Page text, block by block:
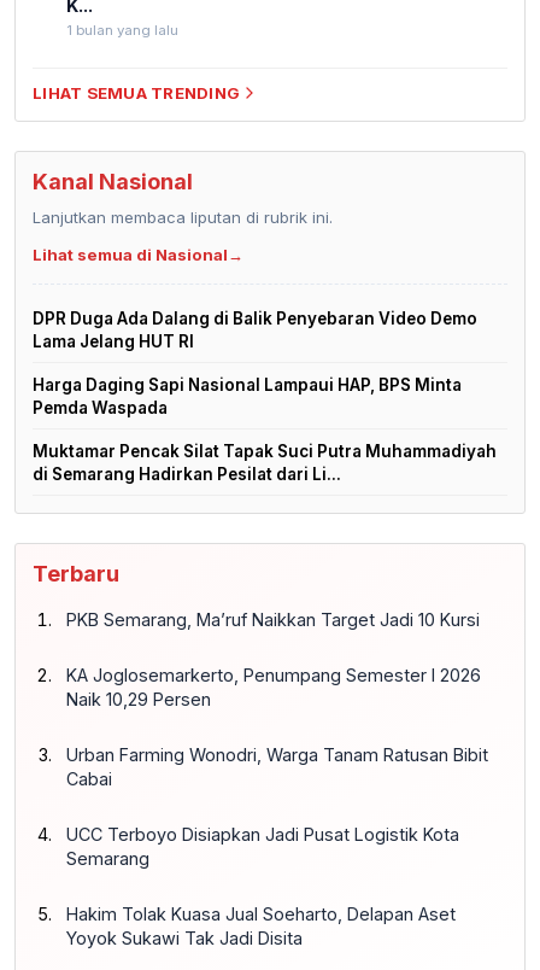
K...
1 bulan yang lalu
LIHAT SEMUA TRENDING
Kanal Nasional
Lanjutkan membaca liputan di rubrik ini.
Lihat semua di Nasional→
DPR Duga Ada Dalang di Balik Penyebaran Video Demo
Lama Jelang HUT RI
Harga Daging Sapi Nasional Lampaui HAP, BPS Minta
Pemda Waspada
Muktamar Pencak Silat Tapak Suci Putra Muhammadiyah
di Semarang Hadirkan Pesilat dari Li...
Terbaru
PKB Semarang, Ma’ruf Naikkan Target Jadi 10 Kursi
KA Joglosemarkerto, Penumpang Semester I 2026
Naik 10,29 Persen
Urban Farming Wonodri, Warga Tanam Ratusan Bibit
Cabai
UCC Terboyo Disiapkan Jadi Pusat Logistik Kota
Semarang
Hakim Tolak Kuasa Jual Soeharto, Delapan Aset
Yoyok Sukawi Tak Jadi Disita